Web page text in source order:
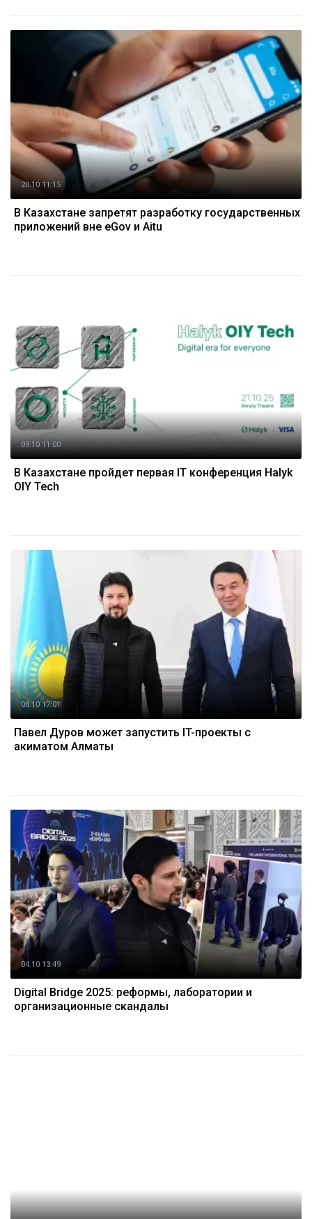
20.10 11:15
В Казахстане запретят разработку государственных
приложений вне eGov и Aitu
09.10 11:00
В Казахстане пройдет первая IT конференция Halyk
OIY Tech
08.10 17:01
Павел Дуров может запустить IT-проекты с
акиматом Алматы
04.10 13:49
Digital Bridge 2025: реформы, лаборатории и
организационные скандалы